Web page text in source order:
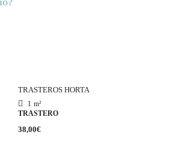
TRASTEROS HORTA
1 m²
TRASTERO
38,00€